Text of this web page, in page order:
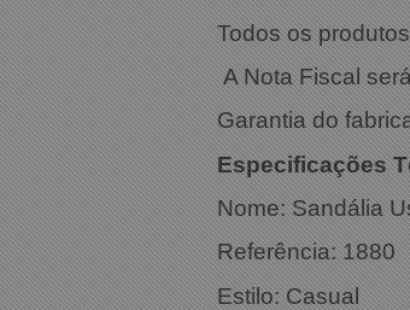
Todos os
A Nota Fiscal
Garantia do
Nome:Sandália
Estilo: Casual